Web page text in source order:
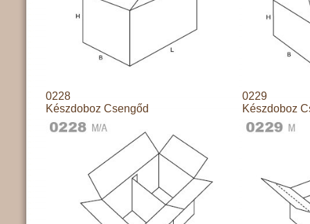
0228
Készdoboz Csengőd
0229
Készdoboz